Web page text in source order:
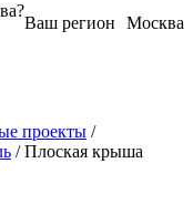
Москва
Ваш регион
?
проекты /
/Плоская крыша